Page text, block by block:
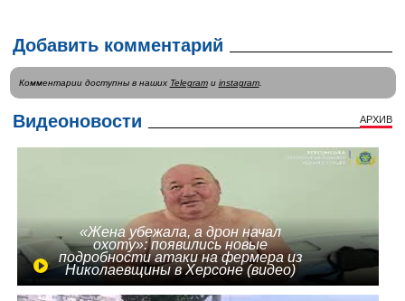
Добавить комментарий
Комментарии доступны в наших Telegramи instagram.
Видеоновости АРХИВ
«Жена убежала, а дрон начал
охоту»: появились новые
подробности атаки на фермера из
Николаевщины в Херсоне (видео)